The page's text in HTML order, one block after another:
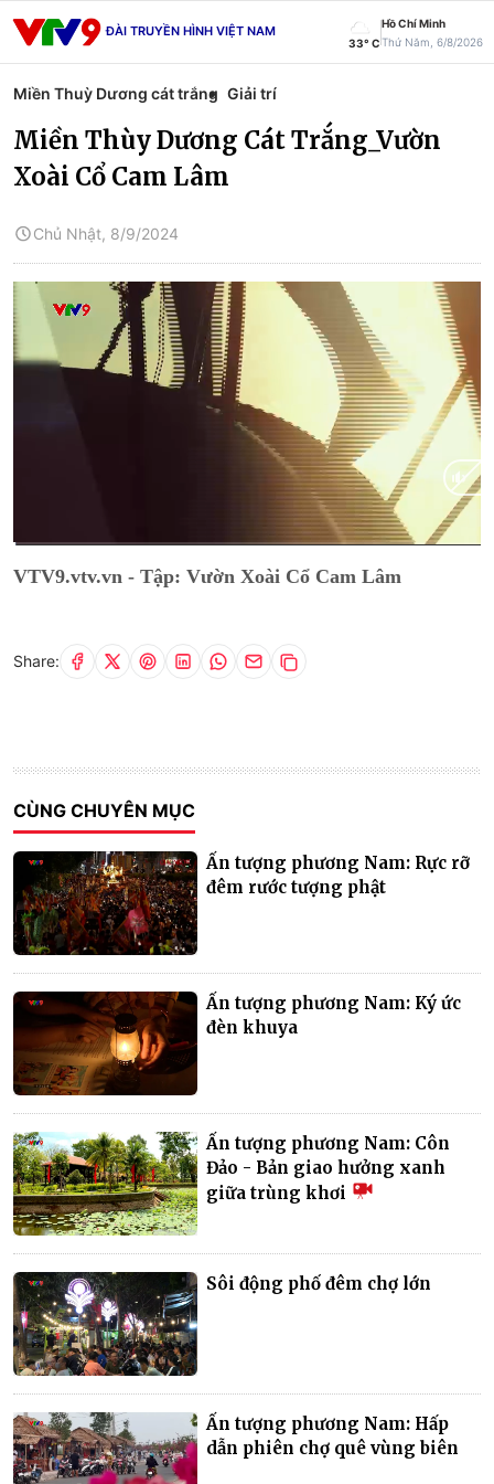
ĐÀI TRUYỀN HÌNH VIỆT NAM
33° C
Hồ Chí Minh
Thứ Năm, 6/8/2026
Miền Thuỳ Dương cát trắng Giải trí
Miền Thùy Dương Cát Trắng_Vườn
Xoài Cổ Cam Lâm
Chủ Nhật, 8/9/2024
VTV9.vtv.vn - Tập: Vườn Xoài Cổ Cam Lâm
Share:
CÙNG CHUYÊN MỤC
Ấn tượng phương Nam: Rực rỡ
đêm rước tượng phật
Ấn tượng phương Nam: Ký ức
đèn khuya
Ấn tượng phương Nam: Côn
Đảo - Bản giao hưởng xanh
giữa trùng khơi
Sôi động phố đêm chợ lớn
Ấn tượng phương Nam: Hấp
dẫn phiên chợ quê vùng biên